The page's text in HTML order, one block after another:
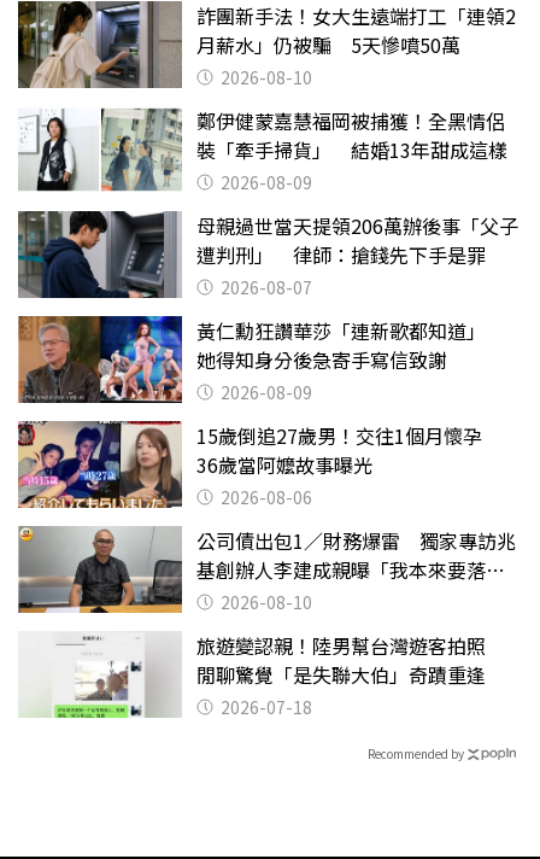
詐團新手法！女大生遠端打工「連領2
月薪水」仍被騙 5天慘噴50萬
2026-08-10
鄭伊健蒙嘉慧福岡被捕獲！全黑情侶
裝「牽手掃貨」 結婚13年甜成這樣
2026-08-09
母親過世當天提領206萬辦後事「父子
遭判刑」 律師：搶錢先下手是罪
2026-08-07
黃仁勳狂讚華莎「連新歌都知道」
她得知身分後急寄手寫信致謝
2026-08-09
15歲倒追27歲男！交往1個月懷孕
36歲當阿嬤故事曝光
2026-08-06
公司債出包1／財務爆雷 獨家專訪兆
基創辦人李建成親曝「我本來要落
跑」2026-08-10
旅遊變認親！陸男幫台灣遊客拍照
閒聊驚覺「是失聯大伯」奇蹟重逢
2026-07-18
Recommended by